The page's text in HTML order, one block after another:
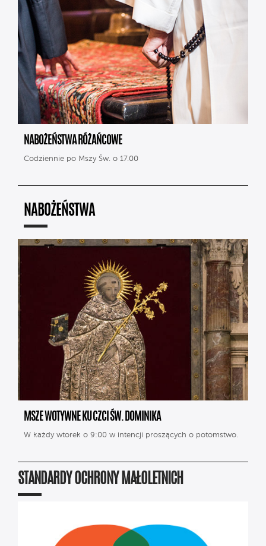
NABOŻEŃSTWA RÓŻAŃCOWE
Codziennie po Mszy Św. o 17.00
NABOŻEŃSTWA
MSZE WOTYWNE KU CZCI ŚW. DOMINIKA
W każdy wtorek o 9:00 w intencji proszących o potomstwo.
STANDARDY OCHRONY MAŁOLETNICH